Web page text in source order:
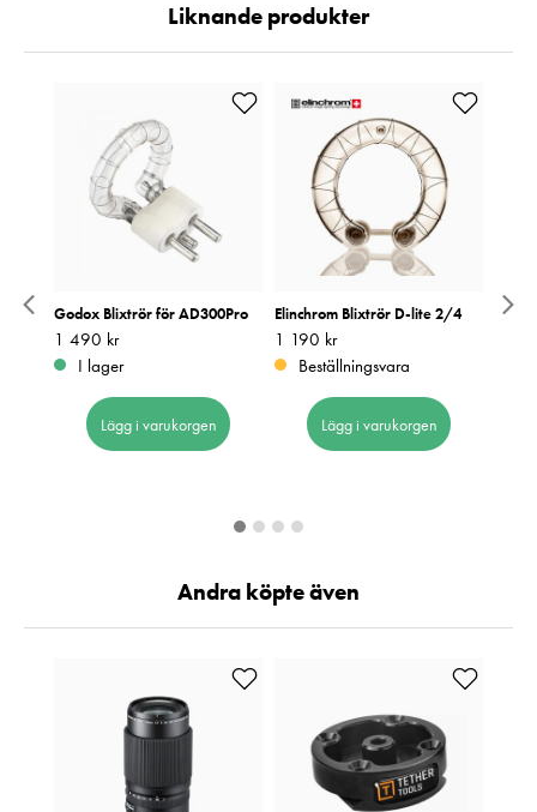
Liknande produkter
Godox Blixtrör för AD300Pro
Pris:1 490 kr
1 490 kr
I lager
Lägg i varukorgen
Elinchrom Blixtrör D-lite 2/4
Pris:1 190 kr
1 190 kr
Beställningsvara
Lägg i varukorgen
Andra köpte även